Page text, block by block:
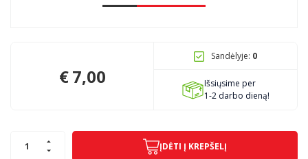
+370 68306302
€7,00
Sandėlyje: 0
Išsiųsime per
1-2 darbo dieną!
ĮDĖTI Į KREPŠELĮ